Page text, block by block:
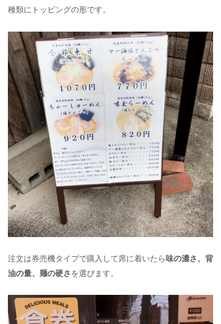
種類にトッピングの形です。
注文は券売機タイプで購入して席に着いたら 味の濃さ、背
油の量、麺の硬さ を選びます。